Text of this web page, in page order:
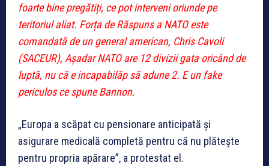
foarte bine pregătiți, ce pot interveni oriunde pe
teritoriul aliat. Forța de Răspuns a NATO este
comandată de un general american, Chris Cavoli
(SACEUR), Așadar NATO are 12 divizii gata oricând de
luptă, nu că e incapabilăp să adune 2. E un fake
periculos ce spune Bannon.
„Europa a scăpat cu pensionare anticipată și
asigurare medicală completă pentru că nu plătește
pentru propria apărare”, a protestat el.